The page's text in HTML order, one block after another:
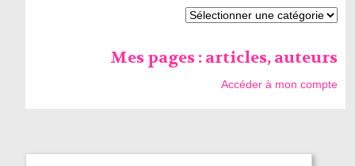
Mes pages : articles, auteurs
Accéder à mon compte